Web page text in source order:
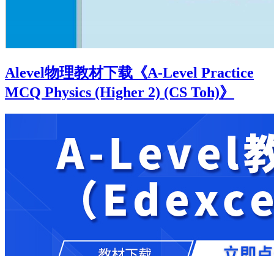
Alevel物理教材下载《A-Level Practice
MCQ Physics (Higher 2) (CS Toh)》